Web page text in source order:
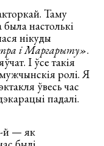
Таму
настолькі
нікуды
і Маргарыту».
І ўсе такія
ролі. Я
ўвесь час
падалі.
й — як